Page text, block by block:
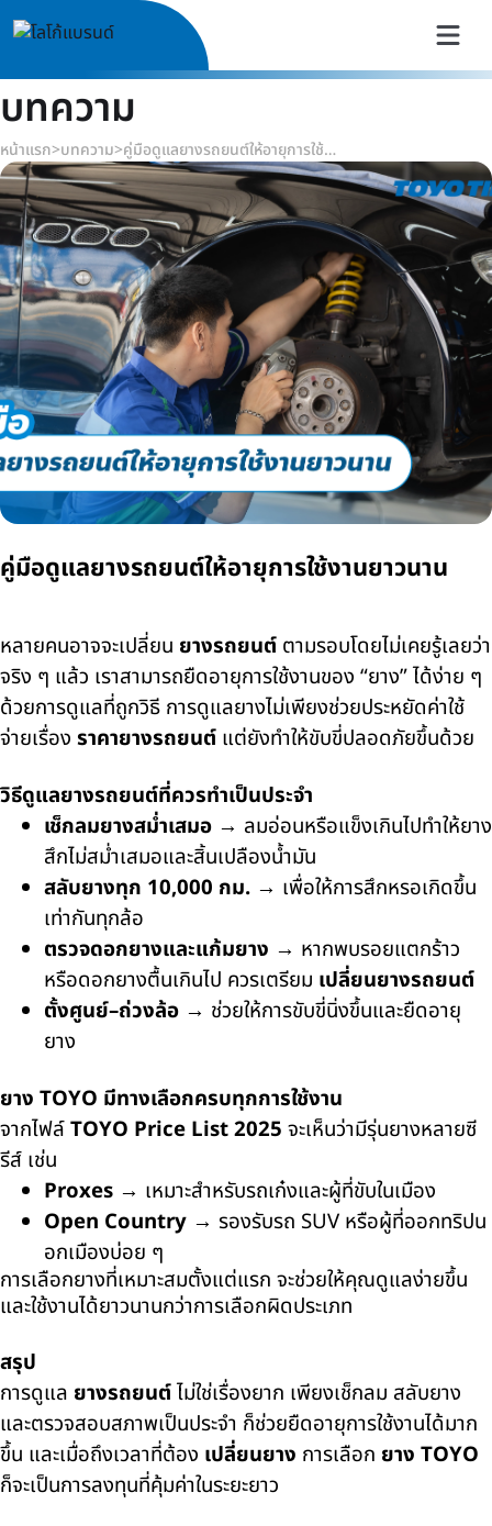
บทความ
หน้าแรก>บทความ> คู่มือดูแลยางรถยนต์ให้อายุการใช้งานยาวนาน
คู่มือดูแลยางรถยนต์ให้อายุการใช้งานยาวนาน
หลายคนอาจจะเปลี่ยน ยางรถยนต์ ตามรอบโดยไม่เคยรู้เลยว่า
จริง ๆ แล้ว เราสามารถยืดอายุการใช้งานของ “ยาง” ได้ง่าย ๆ
ด้วยการดูแลที่ถูกวิธี การดูแลยางไม่เพียงช่วยประหยัดค่าใช้
จ่ายเรื่อง ราคายางรถยนต์ แต่ยังทำให้ขับขี่ปลอดภัยขึ้นด้วย
วิธีดูแลยางรถยนต์ที่ควรทำเป็นประจำ
เช็กลมยางสม่ำเสมอ → ลมอ่อนหรือแข็งเกินไปทำให้ยาง
สึกไม่สม่ำเสมอและสิ้นเปลืองน้ำมัน
สลับยางทุก 10,000 กม. → เพื่อให้การสึกหรอเกิดขึ้น
เท่ากันทุกล้อ
ตรวจดอกยางและแก้มยาง → หากพบรอยแตกร้าว
หรือดอกยางตื้นเกินไป ควรเตรียม เปลี่ยนยางรถยนต์
ตั้งศูนย์–ถ่วงล้อ → ช่วยให้การขับขี่นิ่งขึ้นและยืดอายุ
ยาง
ยาง TOYO มีทางเลือกครบทุกการใช้งาน
จากไฟล์TOYO Price List 2025 จะเห็นว่ามีรุ่นยางหลายซี
รีส์ เช่น
Proxes → เหมาะสำหรับรถเก๋งและผู้ที่ขับในเมือง
Open Country → รองรับรถ SUV หรือผู้ที่ออกทริปน
อกเมืองบ่อย ๆ
การเลือกยางที่เหมาะสมตั้งแต่แรก จะช่วยให้คุณดูแลง่ายขึ้น
และใช้งานได้ยาวนานกว่าการเลือกผิดประเภท
สรุป
การดูแล ยางรถยนต์ไม่ใช่เรื่องยาก เพียงเช็กลม สลับยาง
และตรวจสอบสภาพเป็นประจำ ก็ช่วยยืดอายุการใช้งานได้มาก
ขึ้น และเมื่อถึงเวลาที่ต้อง เปลี่ยนยาง การเลือก ยาง TOYO
ก็จะเป็นการลงทุนที่คุ้มค่าในระยะยาว